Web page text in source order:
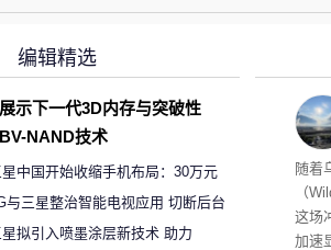
经
随着
（
这场
加速
编辑精选
示下一代3D内存与突破性
NAND技术
星中国开始收缩手机布局：30万元
额不达标门店 将被逐步清退
与三星整治智能电视应用 切断后台
享带宽的违规行为
星拟引入喷墨涂层新技术 助力